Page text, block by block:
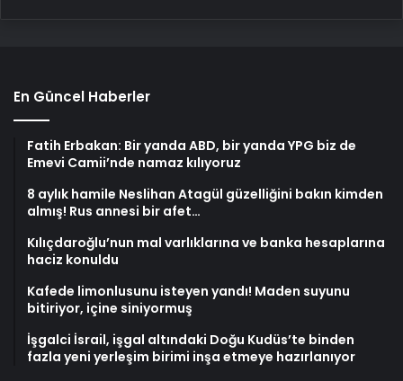
En Güncel Haberler
Fatih Erbakan: Bir yanda ABD, bir yanda YPG biz de
Emevi Camii’nde namaz kılıyoruz
8 aylık hamile Neslihan Atagül güzelliğini bakın kimden
almış! Rus annesi bir afet…
Kılıçdaroğlu’nun mal varlıklarına ve banka hesaplarına
haciz konuldu
Kafede limonlusunu isteyen yandı! Maden suyunu
bitiriyor, içine siniyormuş
İşgalci İsrail, işgal altındaki Doğu Kudüs’te binden
fazla yeni yerleşim birimi inşa etmeye hazırlanıyor